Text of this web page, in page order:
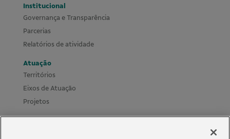
Institucional
Governança e Transparência
Parcerias
Relatórios de atividade
Atuação
Territórios
Eixos de Atuação
Projetos